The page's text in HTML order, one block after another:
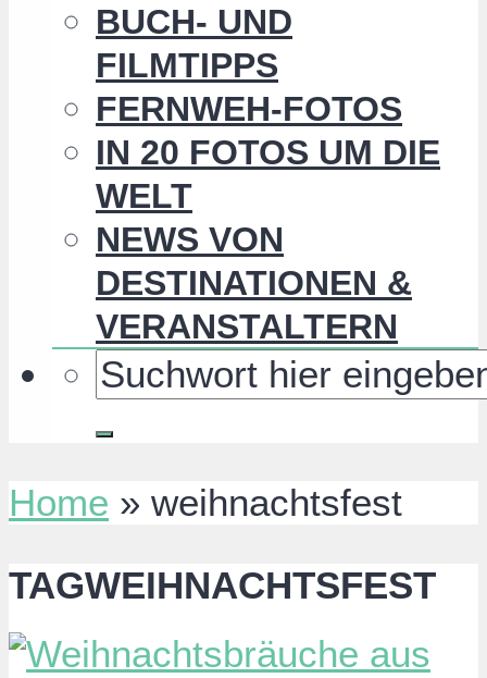
BUCH- UND
FILMTIPPS
FERNWEH-FOTOS
IN 20 FOTOS UM DIE
WELT
NEWS VON
DESTINATIONEN &
VERANSTALTERN
Home » weihnachtsfest
TAGWEIHNACHTSFEST